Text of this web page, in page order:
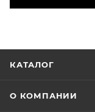
КАТАЛОГ
О КОМПАНИИ